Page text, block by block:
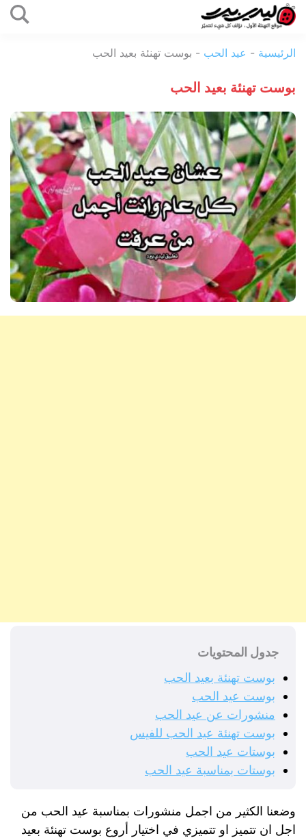
المحتوى
بيرد
الرئيسية - عيد الحب - بوست تهنئة بعيد الحب
بوست تهنئة بعيد الحب
جدول المحتويات
بوست تهنئة بعيد الحب
بوست عيد الحب
منشورات عن عيد الحب
بوست تهنئة عيد الحب للفيس
بوستات عيد الحب
بوستات بمناسبة عيد الحب
وضعنا الكثير من اجمل منشورات بمناسبة عيد الحب من
اجل ان تتميز او تتميزي في اختيار أروع بوست تهنئة بعيد